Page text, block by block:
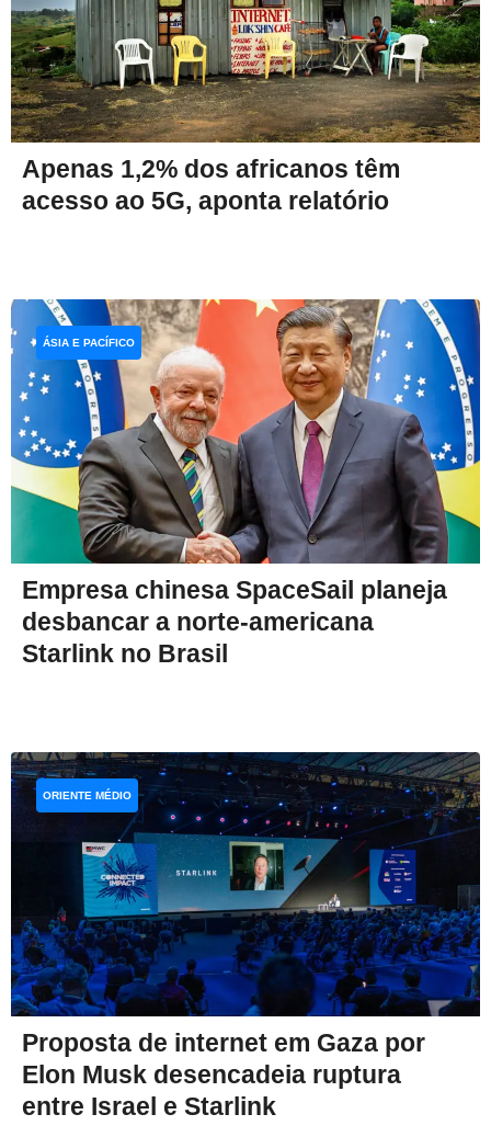
Apenas 1,2% dos africanos têm
acesso ao 5G, aponta relatório
Empresa chinesa SpaceSail planeja
desbancar a norte-americana
Starlink no Brasil
ÁSIA E PACÍFICO
Proposta de internet em Gaza por
Elon Musk desencadeia ruptura
entre Israel e Starlink
ORIENTE MÉDIO